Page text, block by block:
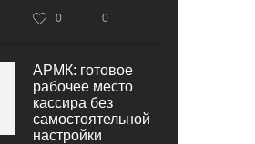
0 0
АРМК: готовое
рабочее место
кассира без
самостоятельной
настройки